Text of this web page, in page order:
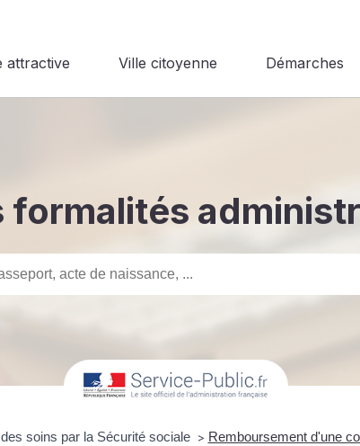
attractive Ville citoyenne Démarches
formalités
soins par la Sécurité sociale > Remboursement d'une